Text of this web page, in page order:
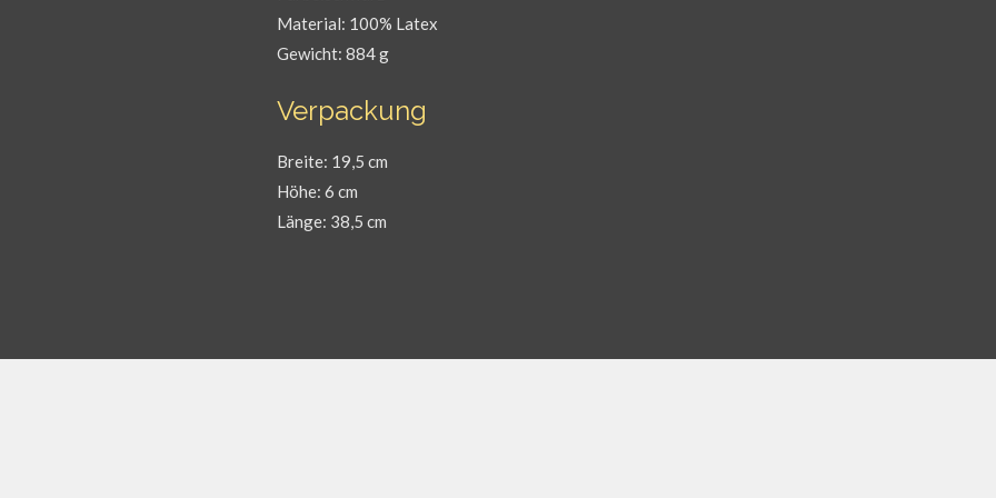
Material: 100% Latex
Gewicht: 884 g
Verpackung
Breite: 19,5 cm
Höhe: 6 cm
Länge: 38,5 cm